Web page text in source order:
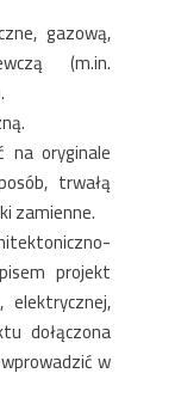
gazową,
(m.in.
na oryginale
trwałą
zamienne.
projekt
elektrycznej,
dołączona
w